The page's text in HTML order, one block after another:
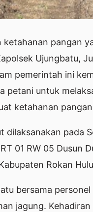
pangan
Ujungbatu,
pemerintah ini
petani untuk
ketahanan
dilaksanakan pada
01 RW 05 Dusun
Rokan
bersama
jagung.